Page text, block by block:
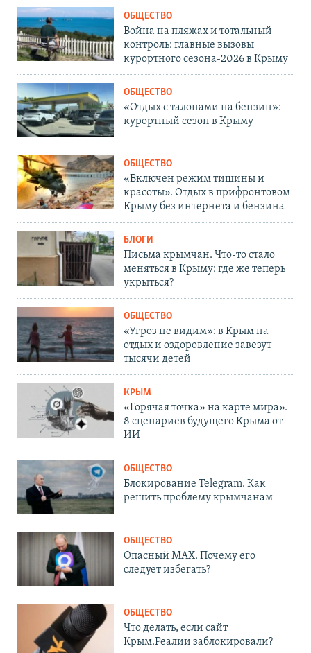
ОБЩЕСТВО
Война на пляжах и тотальный
контроль: главные вызовы
курортного сезона-2026 в Крыму
ОБЩЕСТВО
«Отдых с талонами на бензин»:
курортный сезон в Крыму
ОБЩЕСТВО
«Включен режим тишины и
красоты». Отдых в прифронтовом
Крыму без интернета и бензина
БЛОГИ
Письма крымчан. Что-то стало
меняться в Крыму: где же теперь
укрыться?
ОБЩЕСТВО
«Угроз не видим»: в Крым на
отдых и оздоровление завезут
тысячи детей
КРЫМ
«Горячая точка» на карте мира».
8 сценариев будущего Крыма от
ИИ
ОБЩЕСТВО
Блокирование Telegram. Как
решить проблему крымчанам
ОБЩЕСТВО
Опасный MAX. Почему его
следует избегать?
ОБЩЕСТВО
Что делать, если сайт
Крым.Реалии заблокировали?